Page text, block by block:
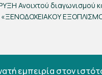
Ανοιχτού διαγωνισμού
«ΞΕΝΟΔΟΧΕΙΑΚΟΥ
εμπειρία στον